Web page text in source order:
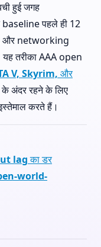
हुई जगह
baseline पहले ही 12
और networking
तरीका AAA open
V, Skyrim, और
अंदर रहने के लिए
करते हैं।
lag का डर
world-